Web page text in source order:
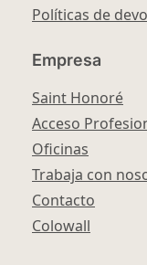
Políticas de
Empresa
Saint Honoré
Acceso
Oficinas
Trabaja con
Contacto
Colowall